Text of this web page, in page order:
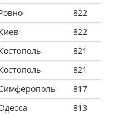
822
822
821
821
817
813